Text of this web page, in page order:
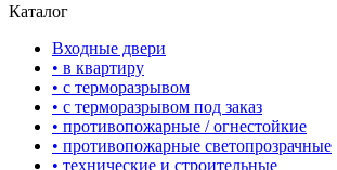
Каталог
Входные двери
• в квартиру
• с терморазрывом
• с терморазрывом под заказ
• противопожарные / огнестойкие
• противопожарные светопрозрачные
• технические и строительные